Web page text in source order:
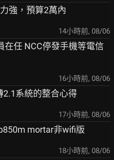
強，預算2萬內
14小時前, 08/06
在任 NCC停發手機等電信
16小時前, 08/06
2.1系統的整合心得
17小時前, 08/06
mortar非wifi版
18小時前, 08/06